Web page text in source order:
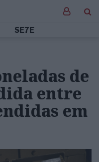
SE7E
de
entre
em